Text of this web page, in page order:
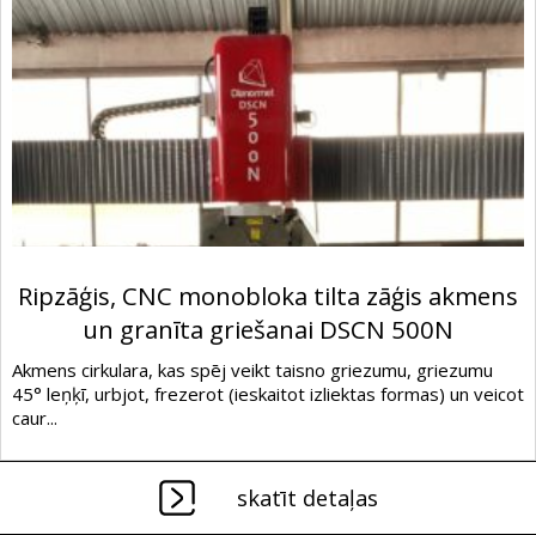
Ripzāģis, CNC monobloka tilta zāģis akmens
un granīta griešanai DSCN 500N
Akmens cirkulara, kas spēj veikt taisno griezumu, griezumu
45° leņķī, urbjot, frezerot (ieskaitot izliektas formas) un veicot
caur...
skatīt detaļas